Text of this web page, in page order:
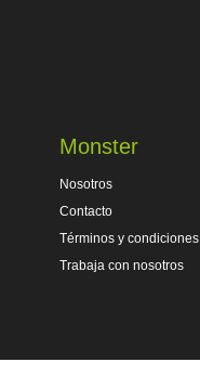
Monster
Nosotros
Contacto
Términos y condiciones
Trabaja con nosotros